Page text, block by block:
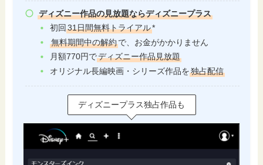
ディズニー作品の見放題ならディズニープラス
初回31日間無料トライアル*
無料期間中の解約で、お金がかかりません
月額770円でディズニー作品見放題
オリジナル長編映画・シリーズ作品を独占配信
ディズニープラス独占作品も